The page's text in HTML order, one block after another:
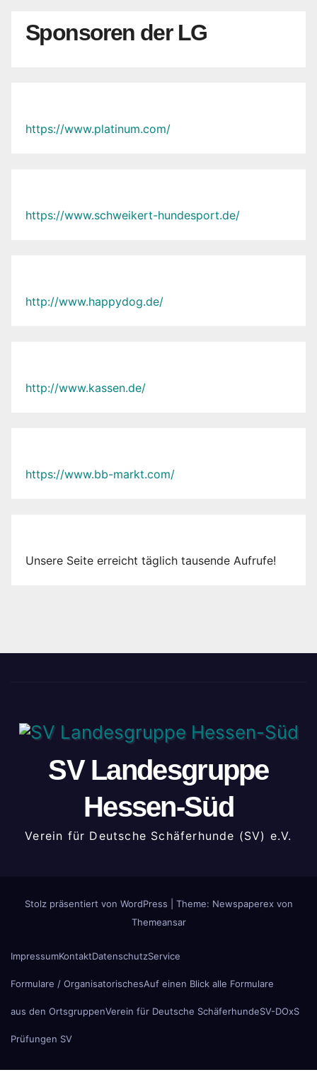
Sponsoren der LG
https://www.platinum.com/
https://www.schweikert-hundesport.de/
http://www.happydog.de/
http://www.kassen.de/
https://www.bb-markt.com/
Unsere Seite erreicht täglich tausende Aufrufe!
SV Landesgruppe
Hessen-Süd
Verein für Deutsche Schäferhunde (SV) e.V.
Stolz präsentiert von WordPress
Theme: Newspaperex von
Themeansar
ImpressumKontaktDatenschutzService
Formulare / OrganisatorischesAuf einen Blick alle Formulare
aus den OrtsgruppenVerein für Deutsche SchäferhundeSV-DOxS
Prüfungen SV